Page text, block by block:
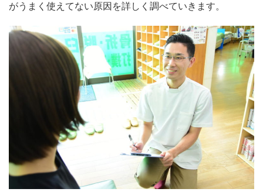
がうまく使えてない原因を詳しく調べていきます。